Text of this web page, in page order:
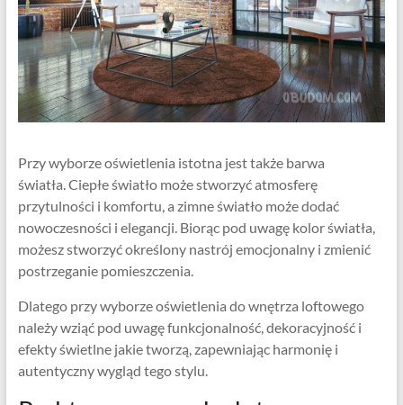
Przy wyborze oświetlenia istotna jest także barwa
światła. Ciepłe światło może stworzyć atmosferę
przytulności i komfortu, a zimne światło może dodać
nowoczesności i elegancji. Biorąc pod uwagę kolor światła,
możesz stworzyć określony nastrój emocjonalny i zmienić
postrzeganie pomieszczenia.
Dlatego przy wyborze oświetlenia do wnętrza loftowego
należy wziąć pod uwagę funkcjonalność, dekoracyjność i
efekty świetlne jakie tworzą, zapewniając harmonię i
autentyczny wygląd tego stylu.